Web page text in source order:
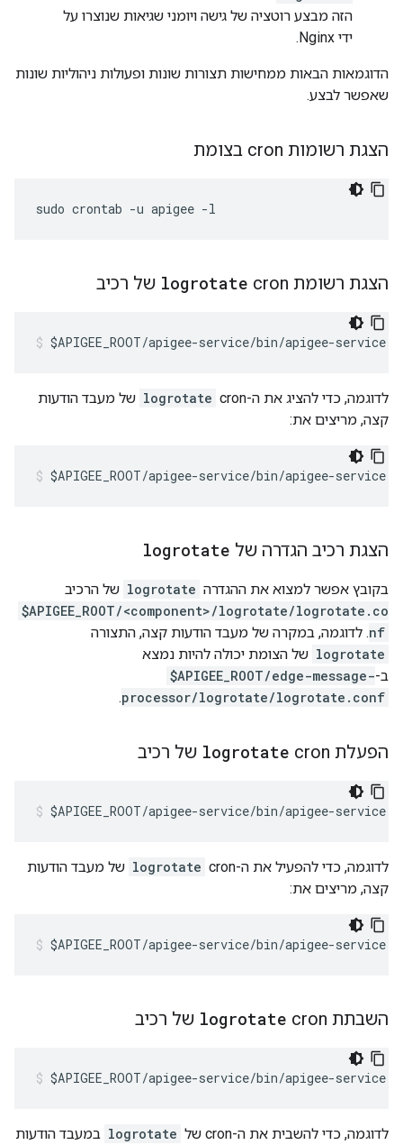
הזה מבצע רוטציה של גישה ויומני שגיאות שנוצרו על
ידי Nginx.
הדוגמאות הבאות ממחישות תצורות שונות ופעולות ניהוליות שונות
שאפשר לבצע.
הצגת רשומות cron בצומת
sudo crontab -u apigee -l
הצגת רשומת cron logrotate של רכיב
$APIGEE_ROOT/apigee-service/bin/apigee-service
לדוגמה, כדי להציג את ה-cron logrotate של מעבד הודעות
קצה, מריצים את:
$APIGEE_ROOT/apigee-service/bin/apigee-service
הצגת רכיב הגדרה של logrotate
בקובץ אפשר למצוא את ההגדרה logrotate של הרכיב
$APIGEE_ROOT/<component>/logrotate/logrotate.co
nf. לדוגמה, במקרה של מעבד הודעות קצה, התצורה
logrotate של הצומת יכולה להיות נמצא
ב-$APIGEE_ROOT/edge-message-
processor/logrotate/logrotate.conf
.
הפעלת cron logrotate של רכיב
$APIGEE_ROOT/apigee-service/bin/apigee-service
לדוגמה, כדי להפעיל את ה-cron logrotate של מעבד הודעות
קצה, מריצים את:
$APIGEE_ROOT/apigee-service/bin/apigee-service
השבתת cron logrotate של רכיב
$APIGEE_ROOT/apigee-service/bin/apigee-service
לדוגמה, כדי להשבית את ה-cron של logrotate במעבד הודעות